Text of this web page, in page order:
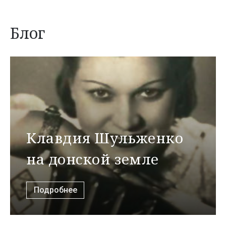
Блог
Клавдия Шульженко
на донской земле
Подробнее